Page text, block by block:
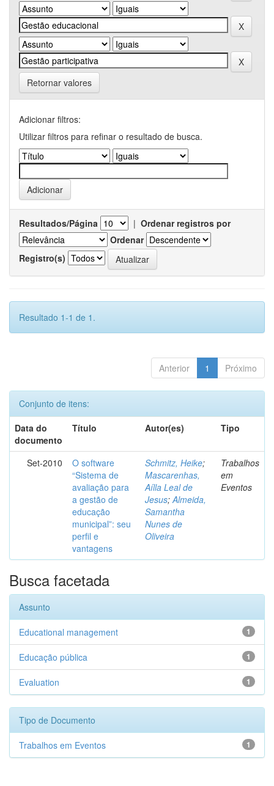
Retornar valores
Adicionar filtros:
Utilizar filtros para refinar o resultado de busca.
Resultados/Página | Ordenar registros por
Ordenar
Registro(s)
Resultado 1-1 de 1.
Anterior 1 Próximo
Conjunto de itens:
Data do
documento
Título Autor(es) Tipo
Set-2010
O software
“Sistema de
avaliação para
a gestão de
educação
municipal”: seu
perfil e
vantagens
Schmitz, Heike;
Mascarenhas,
Aílla Leal de
Jesus;Almeida,
Samantha
Nunes de
Oliveira
Trabalhos
em
Eventos
Busca facetada
Assunto
1
Educational management
1
Educação pública
1
Evaluation
Tipo de Documento
1
Trabalhos em Eventos